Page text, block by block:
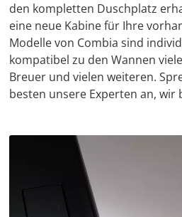
den kompletten Duschplatz
eine neue Kabine für Ihre
Modelle von Combia sind
kompatibel zu den Wannen
Breuer und vielen weiteren.
besten unsere Experten an, wir